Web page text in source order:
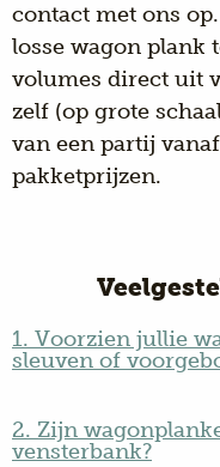
contact met ons
losse wagon plank
volumes direct uit
zelf (op grote
van een partij
pakketprijzen.
1. Voorzien jullie
sleuven of
2. Zijn
vensterbank?